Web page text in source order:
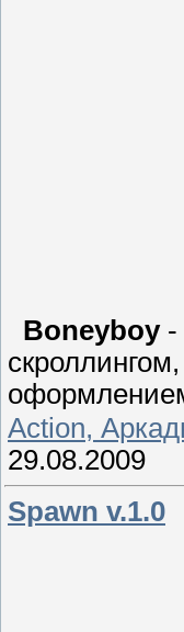
Boneyboy-
Action,
29.08.2009
Spawn v.1.0